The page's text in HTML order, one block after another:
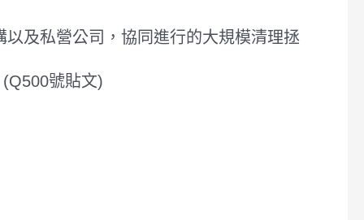
及私營公司，協同進行的大規模清理拯
號貼文)